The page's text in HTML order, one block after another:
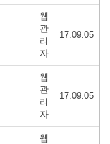
웹
관
리
자
17.09.05
웹
관
리
자
17.09.05
웹